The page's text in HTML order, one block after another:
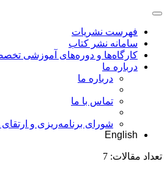
فهرست نشریات
سامانه نشر کتاب
کارگاه‌ها و دوره‌های آموزشی
درباره ما
درباره ما
تماس با ما
شورای برنامه‌ریزی و
English
تعداد مقالات: 7